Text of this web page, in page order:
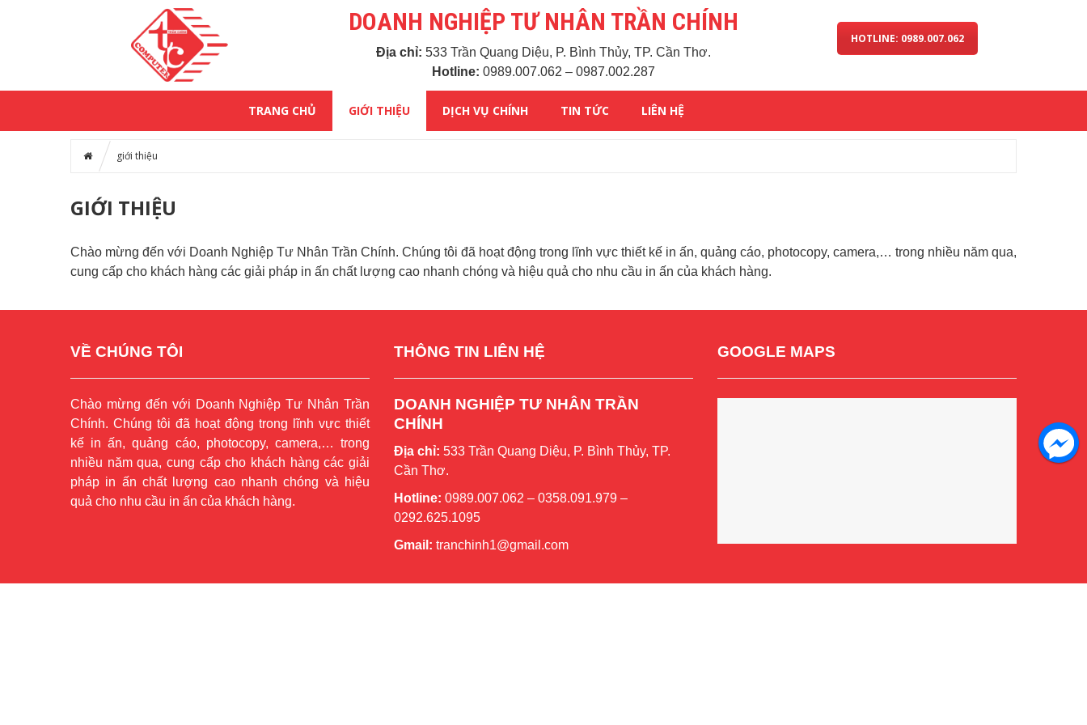
DOANH NGHIỆP TƯ NHÂN TRẦN CHÍNH
Địa chỉ: 533 Trần Quang Diệu, P. Bình Thủy, TP. Cần Thơ.
Hotline: 0989.007.062 – 0987.002.287
HOTLINE: 0989.007.062
TRANG CHỦ GIỚI THIỆU DỊCH VỤ CHÍNH TIN TỨC LIÊN HỆ
giới thiệu
GIỚI THIỆU
Chào mừng đến với Doanh Nghiệp Tư Nhân Trần Chính. Chúng tôi đã hoạt động trong lĩnh vực thiết kế in ấn, quảng cáo, photocopy, camera,… trong nhiều năm qua,
cung cấp cho khách hàng các giải pháp in ấn chất lượng cao nhanh chóng và hiệu quả cho nhu cầu in ấn của khách hàng.
VỀ CHÚNG TÔI
Chào mừng đến với Doanh Nghiệp Tư Nhân Trần
Chính. Chúng tôi đã hoạt động trong lĩnh vực thiết
kế in ấn, quảng cáo, photocopy, camera,… trong
nhiều năm qua, cung cấp cho khách hàng các giải
pháp in ấn chất lượng cao nhanh chóng và hiệu
quả cho nhu cầu in ấn của khách hàng.
THÔNG TIN LIÊN HỆ
DOANH NGHIỆP TƯ NHÂN TRẦN
CHÍNH
Địa chỉ: 533 Trần Quang Diệu, P. Bình Thủy, TP.
Cần Thơ.
Hotline: 0989.007.062 – 0358.091.979 –
0292.625.1095
Gmail: tranchinh1@gmail.com
GOOGLE MAPS